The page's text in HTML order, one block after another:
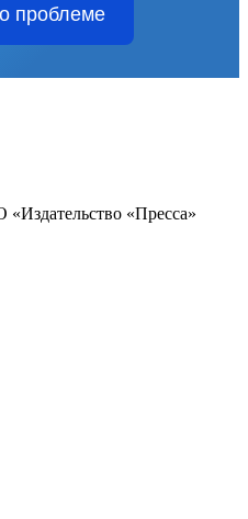
проблеме
«Пресса»